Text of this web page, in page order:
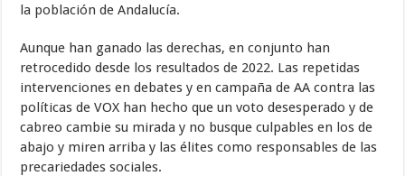
la población de Andalucía.
Aunque han ganado las derechas, en conjunto han
retrocedido desde los resultados de 2022. Las repetidas
intervenciones en debates y en campaña de AA contra las
políticas de VOX han hecho que un voto desesperado y de
cabreo cambie su mirada y no busque culpables en los de
abajo y miren arriba y las élites como responsables de las
precariedades sociales.